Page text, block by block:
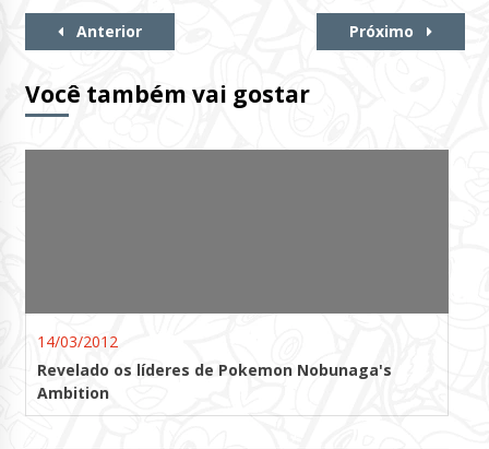
Continue
Anterior Próximo
Você também vai gostar
14/03/2012
Revelado os líderes de Pokemon Nobunaga's
Ambition